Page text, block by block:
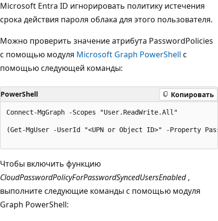
Microsoft Entra ID игнорировать политику истечения
срока действия пароля облака для этого пользователя.
Можно проверить значение атрибута PasswordPolicies
с помощью модуля Microsoft Graph PowerShell с
помощью следующей команды:
PowerShell Копировать
Connect-MgGraph -Scopes "User.ReadWrite.All"
(Get-MgUser -UserId "<UPN or Object ID>" -Property
Чтобы включить функцию
CloudPasswordPolicyForPasswordSyncedUsersEnabled,
выполните следующие команды с помощью модуля
Graph PowerShell: